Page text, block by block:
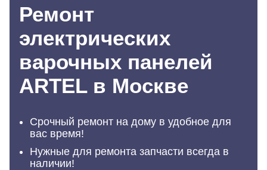
Ремонт
электрических
варочных панелей
ARTEL в Москве
Срочный ремонт на дому в удобное для
вас время!
Нужные для ремонта запчасти всегда в
наличии!